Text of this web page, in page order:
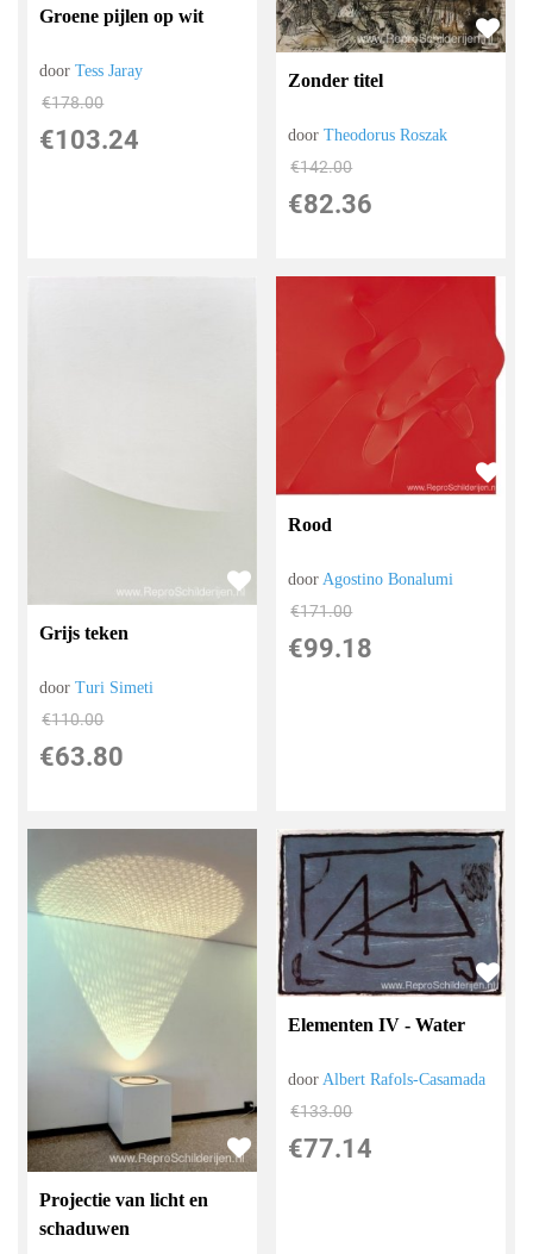
Groene pijlen op wit
doorTess Jaray
€178.00
€103.24
Zonder titel
doorTheodorus Roszak
€142.00
€82.36
Grijs teken
doorTuri Simeti
€110.00
€63.80
Rood
door Agostino Bonalumi
€171.00
€99.18
Projectie van licht en
schaduwen
Elementen IV - Water
doorAlbert Rafols-Casamada
€133.00
€77.14